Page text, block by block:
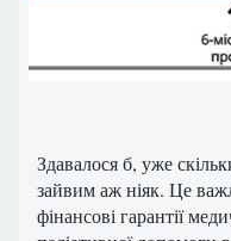
Здавалося б, уже
зайвим аж ніяк. Це
фінансові гарантії